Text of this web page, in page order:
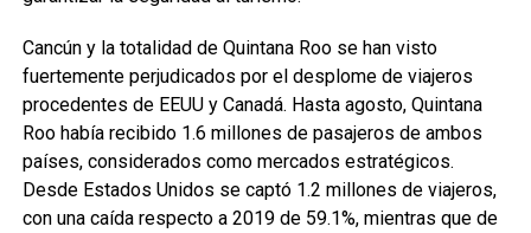
Cancún y la totalidad de Quintana Roo se han visto
fuertemente perjudicados por el desplome de viajeros
procedentes de EEUU y Canadá. Hasta agosto, Quintana
Roo había recibido 1.6 millones de pasajeros de ambos
países, considerados como mercados estratégicos.
Desde Estados Unidos se captó 1.2 millones de viajeros,
con una caída respecto a 2019 de 59.1%, mientras que de